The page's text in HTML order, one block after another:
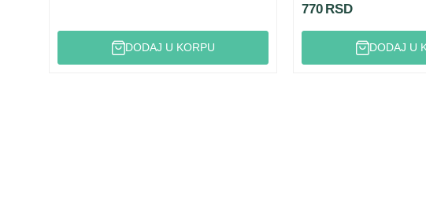
DODAJ U KORPU
770 RSD
DODAJ U